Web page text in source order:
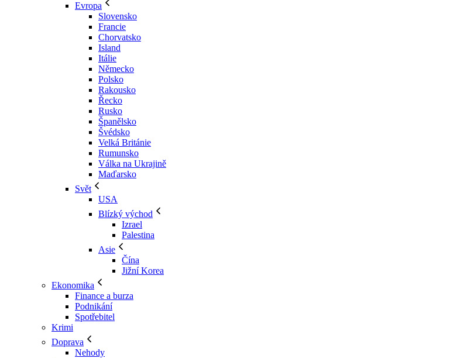
Evropa
Slovensko
Francie
Chorvatsko
Island
Itálie
Německo
Polsko
Rakousko
Řecko
Rusko
Španělsko
Švédsko
Velká Británie
Rumunsko
Válka na Ukrajině
Maďarsko
Svět
USA
Blízký východ
Izrael
Palestina
Asie
Čína
Jižní Korea
Ekonomika
Finance a burza
Podnikání
Spotřebitel
Krimi
Doprava
Nehody